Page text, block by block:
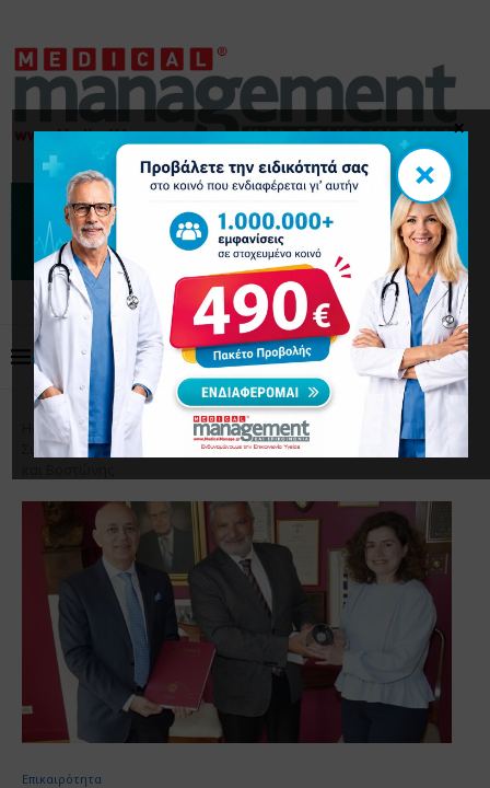
Home Επικαιρότητα
Ιατρικό Σύμφωνο
Συνεργασίας: Η επιστημονική γέφυρα μεταξύ Αθήνας, Κύπρου
Επικαιρότητα
×
×